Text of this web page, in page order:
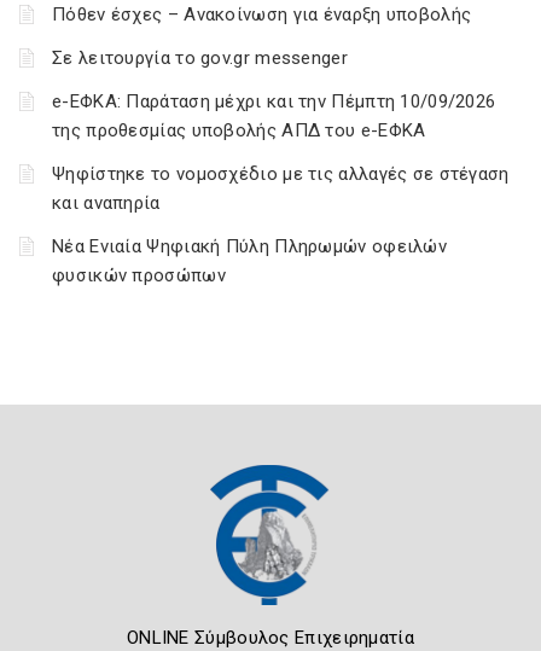
Πόθεν έσχες – Ανακοίνωση για έναρξη υποβολής
Σε λειτουργία το gov.gr messenger
e-ΕΦΚΑ: Παράταση μέχρι και την Πέμπτη 10/09/2026
της προθεσμίας υποβολής ΑΠΔ του e-ΕΦΚΑ
Ψηφίστηκε το νομοσχέδιο με τις αλλαγές σε στέγαση
και αναπηρία
Νέα Ενιαία Ψηφιακή Πύλη Πληρωμών οφειλών
φυσικών προσώπων
ONLINE Σύμβουλος Επιχειρηματία